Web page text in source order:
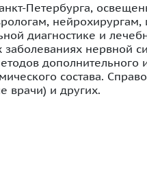
Петербурга,
диагностике и
заболеваниях
дополнительного
состава.
врачи) и других.